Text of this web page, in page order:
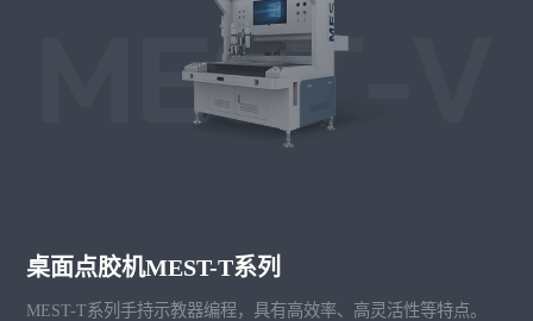
桌面点胶机MEST-T系列
MEST-T系列手持示教器编程，具有高效率、高灵活性等特点。